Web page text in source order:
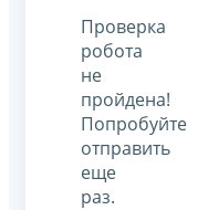
Проверка
робота
не
пройдена!
Попробуйте
отправить
еще
раз.